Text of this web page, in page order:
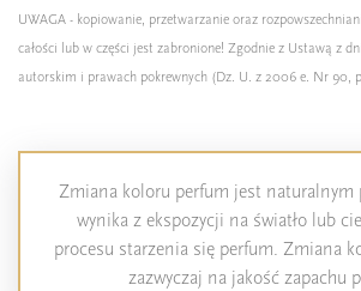
UWAGA - kopiowanie, przetwarzanie oraz
całości lub w części jest zabronione! Zgodnie z Ustawą z
autorskim i prawach pokrewnych (Dz. U. z 2006 e. Nr 90,
Zmiana koloru perfum jest naturalnym
wynika z ekspozycji na światło lub
procesu starzenia się perfum. Zmiana
zazwyczaj na jakość zapachu